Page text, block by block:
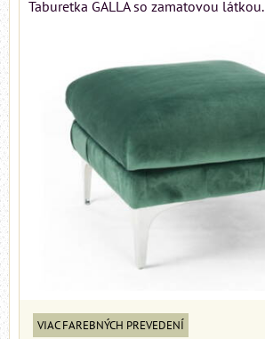
Taburetka GALLA so zamatovou látkou.
VIAC FAREBNÝCH PREVEDENÍ